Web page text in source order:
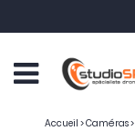
Accueil >Caméras>